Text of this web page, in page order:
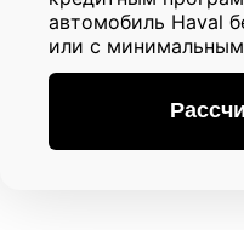
автомобиль Haval
или с